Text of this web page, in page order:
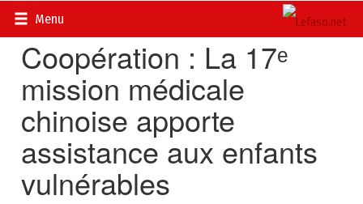
Menu
Accueil>
Coopération : La 17ᵉ
mission médicale
chinoise apporte
assistance aux enfants
vulnérables